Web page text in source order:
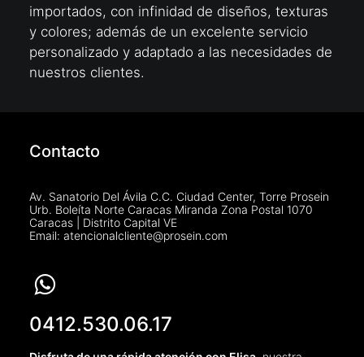
importados, con infinidad de diseños, texturas
y colores; además de un excelente servicio
personalizado y adaptado a las necesidades de
nuestros clientes.
Contacto
Av. Sanatorio Del Ávila C.C. Ciudad Center, Torre Prosein
Urb. Boleíta Norte Caracas Miranda Zona Postal 1070
Caracas | Distrito Capital VE
Email: atencionalcliente@prosein.com
0412.530.06.17